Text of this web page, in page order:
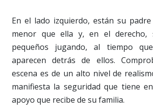
En el lado izquierdo, están su
menor que ella y, en el derecho,
pequeños jugando, al tiempo
aparecen detrás de ellos.
escena es de un alto nivel de
manifiesta la seguridad que tiene
apoyo que recibe de su familia.